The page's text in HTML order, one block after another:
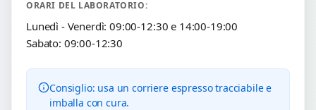
ORARI DEL LABORATORIO:
Lunedì - Venerdì: 09:00-12:30 e 14:00-19:00
Sabato: 09:00-12:30
Consiglio: usa un corriere espresso tracciabile e
imballa con cura.